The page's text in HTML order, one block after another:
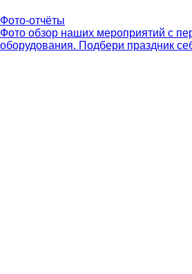
Фото-отчёты
Фото обзор наших мероприятий с
оборудования. Подбери праздник